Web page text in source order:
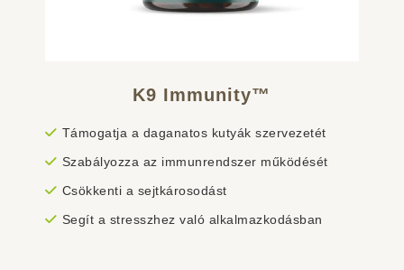
K9 Immunity™
Támogatja a daganatos kutyák szervezetét
Szabályozza az immunrendszer működését
Csökkenti a sejtkárosodást
Segít a stresszhez való alkalmazkodásban